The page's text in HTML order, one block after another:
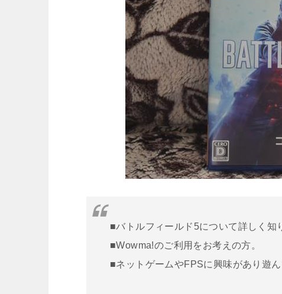
■バトルフィールド5について詳しく知
■Wowma!のご利用をお考えの方。
■ネットゲームやFPSに興味があり遊ん